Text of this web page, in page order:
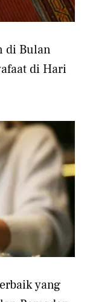
di Bulan
di Hari
yang